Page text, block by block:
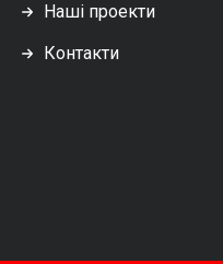
Наші проекти
Контакти